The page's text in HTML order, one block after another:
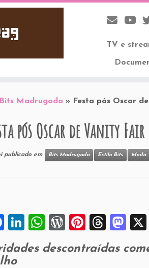
TV e
Bits Madrugada » Festa pós Oscar
pós Oscar de Vanity Fair
publicado em Bits Madrugada Estilo Bits Moda
F
a
c
Li
n
k
W
h
at
W
d
Pi
er
T
hr
e
M
st
descontraídas